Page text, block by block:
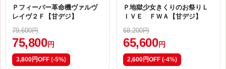
Ｐフィーバー革命機ヴァルヴ
レイヴ２Ｆ【甘デジ】
79,600円
75,800 円
3,800円OFF (-5%)
Ｐ地獄少女きくりのお祭りＬ
ＩＶＥ ＦＷＡ【甘デジ】
68,200円
65,600 円
2,600円OFF (-4%)